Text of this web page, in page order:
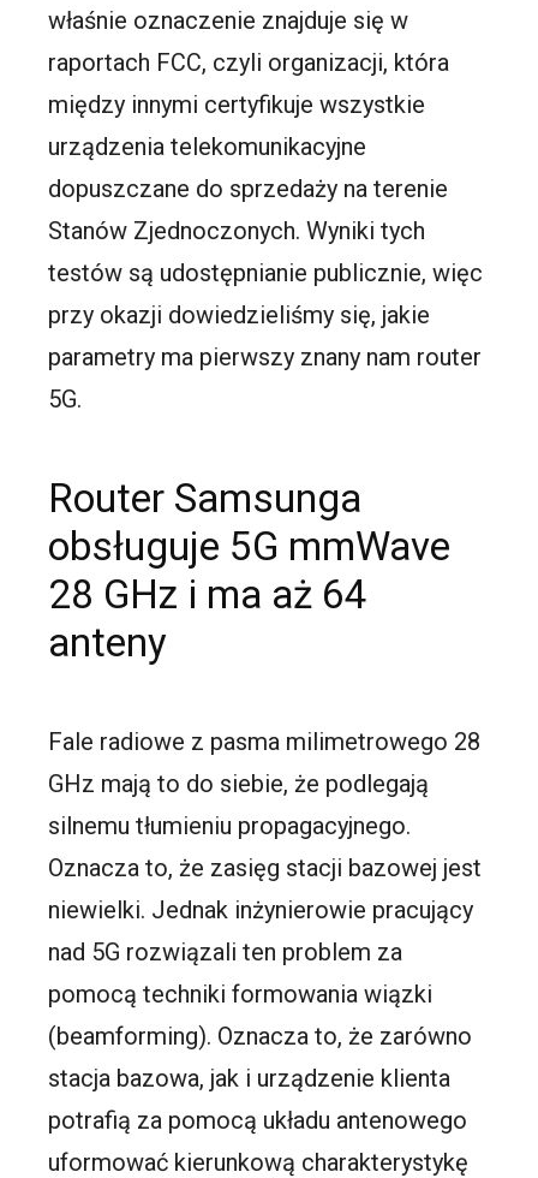
właśnie oznaczenie znajduje się w
raportach FCC, czyli organizacji, która
między innymi certyfikuje wszystkie
urządzenia telekomunikacyjne
dopuszczane do sprzedaży na terenie
Stanów Zjednoczonych. Wyniki tych
testów są udostępnianie publicznie, więc
przy okazji dowiedzieliśmy się, jakie
parametry ma pierwszy znany nam router
5G.
Router Samsunga
obsługuje 5G mmWave
28 GHz i ma aż 64
anteny
Fale radiowe z pasma milimetrowego 28
GHz mają to do siebie, że podlegają
silnemu tłumieniu propagacyjnego.
Oznacza to, że zasięg stacji bazowej jest
niewielki. Jednak inżynierowie pracujący
nad 5G rozwiązali ten problem za
pomocą techniki formowania wiązki
(beamforming). Oznacza to, że zarówno
stacja bazowa, jak i urządzenie klienta
potrafią za pomocą układu antenowego
uformować kierunkową charakterystykę